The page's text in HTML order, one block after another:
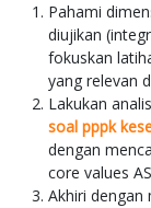
Pahami
diujikan
fokuskan
yang relevan
Lakukan
soal pppk
dengan
core values
Akhiri dengan